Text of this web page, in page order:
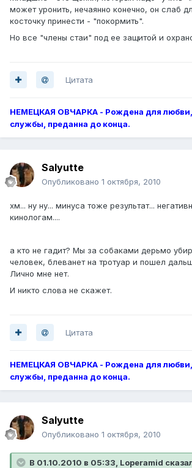
может уронить, нечаянно конечно, он слаб
косточку принести - "покормить".
Но все "члены стаи" под ее защитой и
Цитата
НЕМЕЦКАЯ ОВЧАРКА - Рождена для любви,
службы, преданна до конца.
Salyutte
Опубликовано 1 октября, 2010
хм... ну ну... минуса тоже результат...
кинологам....
а кто не гадит? Мы за собаками дерьмо
человек, блеванет на тротуар и пошел
Лично мне нет.
И никто слова не скажет.
Цитата
НЕМЕЦКАЯ ОВЧАРКА - Рождена для любви,
службы, преданна до конца.
Salyutte
Опубликовано 1 октября, 2010
В 01.10.2010 в 05:33, Loperamid